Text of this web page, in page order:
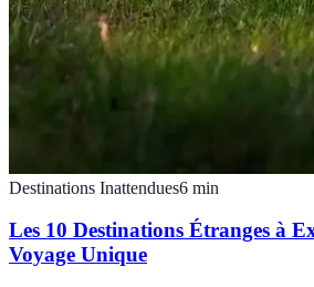
Destinations Inattendues6 min
Les 10 Destinations Étranges à
Voyage Unique